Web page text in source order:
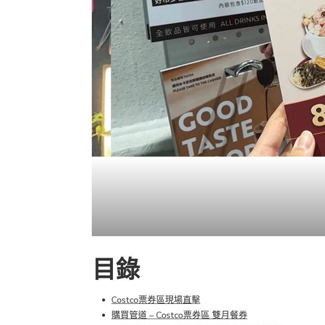
目錄
Costco票券區現場直擊
購買管道 – Costco票券區 雙月餐券